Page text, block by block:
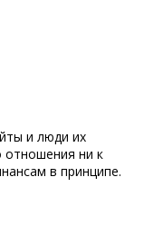
и люди их
ни к
в принципе.